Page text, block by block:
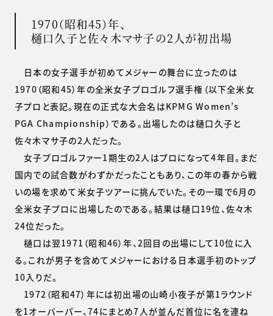
1970（昭和45）年、
樋口久子と佐々木マサ子の2人が初出場
日本の女子選手が初めてメジャーの舞台に立ったのは
1970（昭和45）年の全米女子プロゴルフ選手権（以下全米女
子プロと表記。現在の正式な大会名はKPMG Women’s
PGA Championship）である。出場したのは樋口久子と
佐々木マサ子の2人だった。
女子プロゴルファー1期生の2人はプロになって4年目。まだ
国内での試合数がわずかだったこともあり、この年の春から戦
いの場を求めて米女子ツアーに挑んでいた。その一環で6月の
全米女子プロに出場したのである。結果は樋口19位、佐々木
24位だった。
樋口は翌1971（昭和46）年、2回目の出場にして10位に入
る。これが男子を含めてメジャーにおける日本選手初のトップ
10入りだ。
1972（昭和47）年には初出場の山崎小夜子が第1ラウンド
を1オーバーパー、74にまとめ7人が並んだ首位に名を連ね